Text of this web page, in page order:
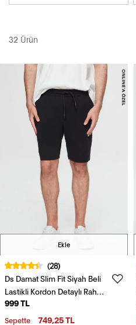
32 Ürün
Ekle
(28)
Ds Damat Slim Fit Siyah Beli
Lastikli Kordon Detaylı Rahat
Pamuklu Örme Şort
999 TL
Sepette 749,25 TL